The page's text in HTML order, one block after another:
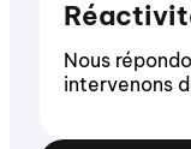
Nous
intervenons